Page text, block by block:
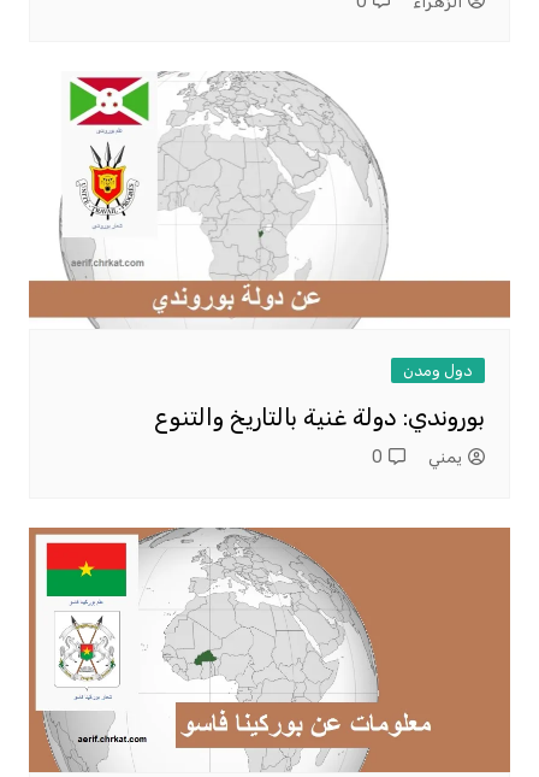
دول ومدن
بوروندي: دولة غنية بالتاريخ والتنوع
يمني 0